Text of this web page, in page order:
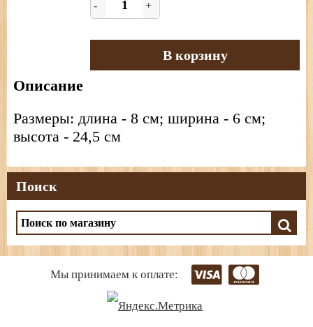
- +
В корзину
Описание
Размеры: длина - 8 см; ширина - 6 см;
высота - 24,5 см
Поиск
Мы принимаем к оплате: